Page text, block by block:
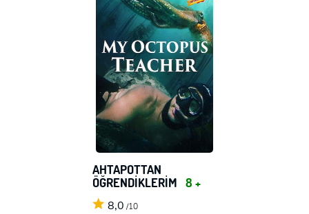
AHTAPOTTAN
ÖĞRENDİKLERİM 8 +
8,0 /10